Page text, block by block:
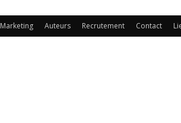
Marketing Auteurs Recrutement Contact